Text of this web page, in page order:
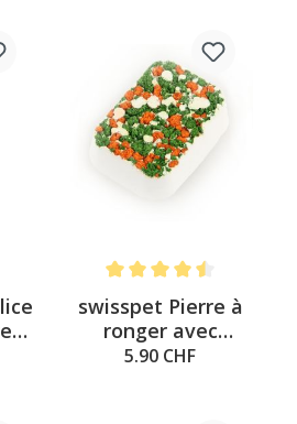
5 sur 5 étoilesNote moyenne de 4.5 sur
swisspet Pierre à
ronger avec
croquettes 135g
5.90 CHF